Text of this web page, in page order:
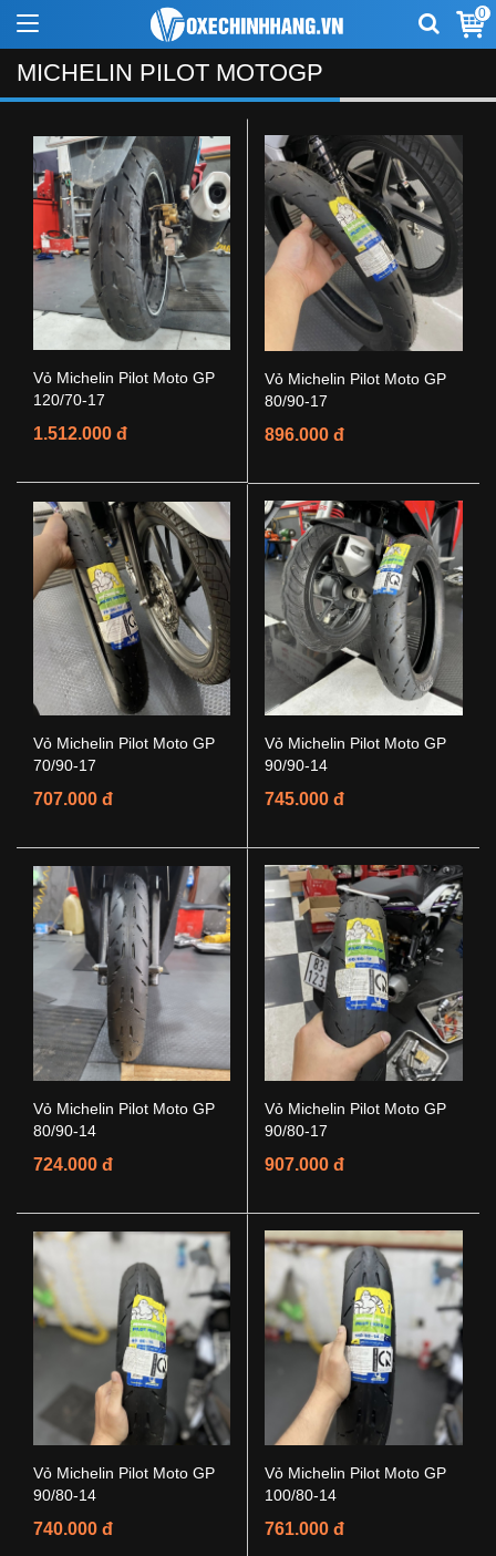
0
MICHELIN PILOT MOTOGP
Vỏ Michelin Pilot Moto GP
120/70-17
1.512.000 đ
Vỏ Michelin Pilot Moto GP
80/90-17
896.000 đ
Vỏ Michelin Pilot Moto GP
70/90-17
707.000 đ
Vỏ Michelin Pilot Moto GP
90/90-14
745.000 đ
Vỏ Michelin Pilot Moto GP
80/90-14
724.000 đ
Vỏ Michelin Pilot Moto GP
90/80-17
907.000 đ
Vỏ Michelin Pilot Moto GP
90/80-14
740.000 đ
Vỏ Michelin Pilot Moto GP
100/80-14
761.000 đ